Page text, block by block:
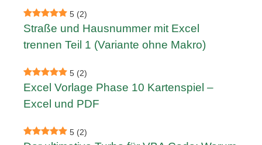
5 (2)
Straße und Hausnummer mit Excel
trennen Teil 1 (Variante ohne Makro)
5 (2)
Excel Vorlage Phase 10 Kartenspiel –
Excel und PDF
5 (2)